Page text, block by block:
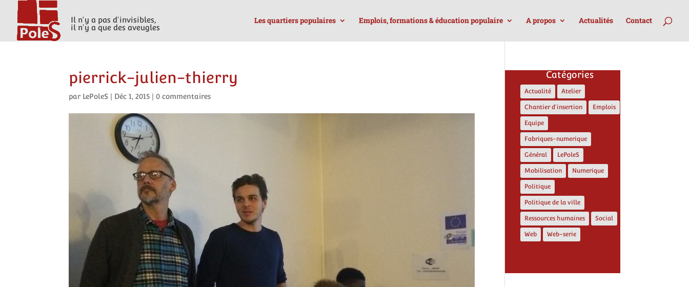
Il n'y a pas d'invisibles,
il n'y a que des aveugles
Les quartiers populaires Emplois, formations & éducation populaire A propos Actualités Contact
pierrick-julien-thierry
par LePoleS Déc 1, 2015 |0 commentaires
Catégories
Actualité Atelier
Chantier d'insertion Emplois
Equipe
Fabriques-numerique
Général LePoleS
Mobilisation Numerique
Politique
Politique de la ville
Ressources humaines Social
Web Web-serie